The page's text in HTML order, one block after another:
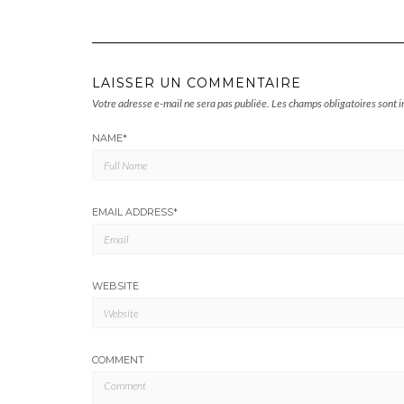
LAISSER UN COMMENTAIRE
Votre adresse e-mail ne sera pas publiée. Les champs obligatoires sont
NAME*
EMAIL ADDRESS*
WEBSITE
COMMENT